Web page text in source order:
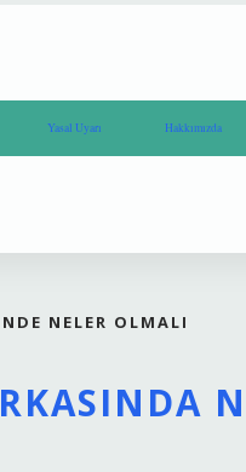
Yasal Uyarı Hakkımızda
NELER OLMALI